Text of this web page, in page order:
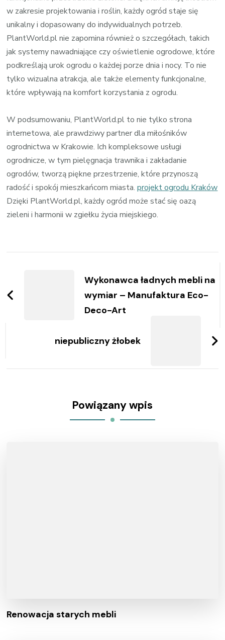
w zakresie projektowania i roślin, każdy ogród staje się
unikalny i dopasowany do indywidualnych potrzeb.
PlantWorld.pl nie zapomina również o szczegółach, takich
jak systemy nawadniające czy oświetlenie ogrodowe, które
podkreślają urok ogrodu o każdej porze dnia i nocy. To nie
tylko wizualna atrakcja, ale także elementy funkcjonalne,
które wpływają na komfort korzystania z ogrodu.
W podsumowaniu, PlantWorld.pl to nie tylko strona
internetowa, ale prawdziwy partner dla miłośników
ogrodnictwa w Krakowie. Ich kompleksowe usługi
ogrodnicze, w tym pielęgnacja trawnika i zakładanie
ogrodów, tworzą piękne przestrzenie, które przynoszą
radość i spokój mieszkańcom miasta.projekt ogrodu Kraków
Dzięki PlantWorld.pl, każdy ogród może stać się oazą
zieleni i harmonii w zgiełku życia miejskiego.
Wykonawca ładnych mebli na
wymiar – Manufaktura Eco-
Deco-Art
niepubliczny żłobek
Powiązany wpis
Renowacja starych mebli